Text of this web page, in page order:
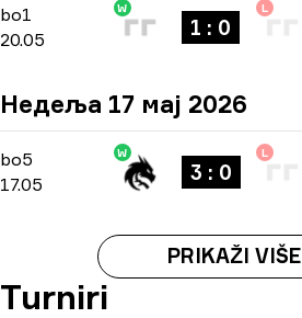
bo1 -bo1
20.05
W
1 : 0
L
Недеља 17 мај 2026
bo5 -bo5
17.05
W
3 : 0
L
PRIKAŽI VIŠE
Turniri